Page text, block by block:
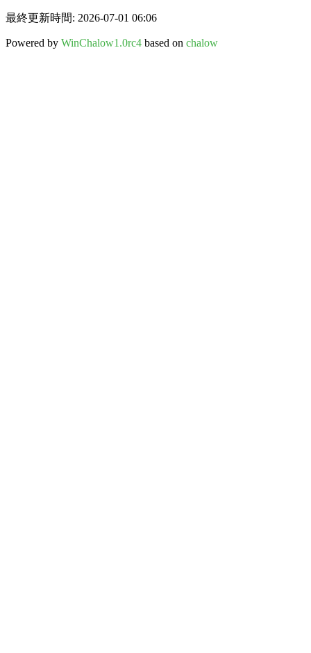
最終更新時間: 2026-07-01 06:06
Powered by WinChalow1.0rc4 based on chalow